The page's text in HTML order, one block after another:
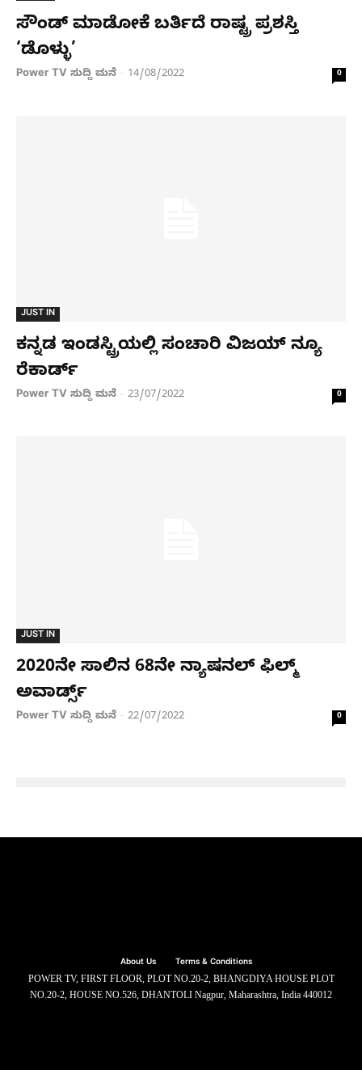
ಸೌಂಡ್ ಮಾಡೋಕೆ ಬರ್ತಿದೆ ರಾಷ್ಟ್ರ ಪ್ರಶಸ್ತಿ
‘ಡೊಳ್ಳು’
Power TV ಸುದ್ದಿ ಮನೆ - 14/08/2022 0
JUST IN
ಕನ್ನಡ ಇಂಡಸ್ಟ್ರಿಯಲ್ಲಿ ಸಂಚಾರಿ ವಿಜಯ್ ನ್ಯೂ
ರೆಕಾರ್ಡ್​
Power TV ಸುದ್ದಿ ಮನೆ - 23/07/2022 0
JUST IN
2020ನೇ ಸಾಲಿನ 68ನೇ ನ್ಯಾಷನಲ್ ಫಿಲ್ಮ್
ಅವಾರ್ಡ್ಸ್
Power TV ಸುದ್ದಿ ಮನೆ - 22/07/2022 0
About Us Terms & Conditions
POWER TV, FIRST FLOOR, PLOT NO.20-2, BHANGDIYA HOUSE PLOT
NO.20-2, HOUSE NO.526, DHANTOLI Nagpur, Maharashtra, India 440012